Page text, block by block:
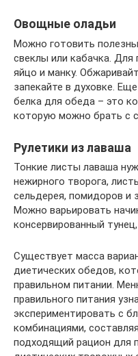
Овощные оладьи
Можно готовить
свеклы или кабачка.
яйцо и манку.
запекайте в духовке.
белка для обеда – это
которую можно брать с
Рулетики из лаваша
Тонкие листы лаваша
нежирного творога,
сельдерея, помидоров и
Можно варьировать
консервированный
Существует масса
диетических обедов,
правильном питании.
правильного питания
экспериментировать с
комбинациями,
подходящий рацион для